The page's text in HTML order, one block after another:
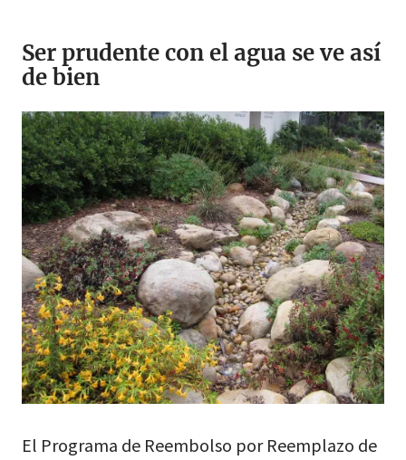
Ser prudente con el agua se ve así
de bien
El Programa de Reembolso por Reemplazo de